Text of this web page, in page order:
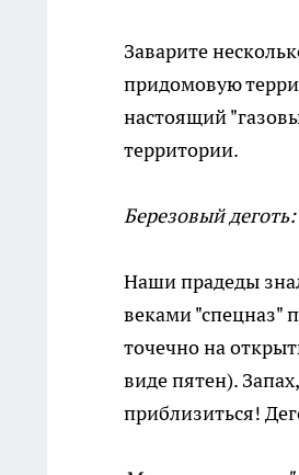
Заварите
придомовую
настоящий
территории.
Березовый
Наши прадеды
веками "спецназ"
точечно на
виде пятен).
приблизиться!